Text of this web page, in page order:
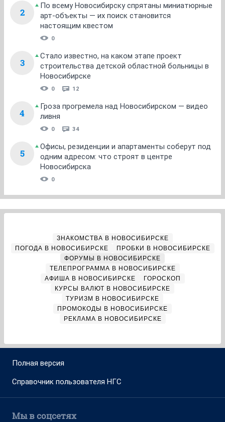
2
По всему Новосибирску спрятаны миниатюрные
арт-объекты — их поиск становится
настоящим квестом
0
3
Стало известно, на каком этапе проект
строительства детской областной больницы в
Новосибирске
0 12
4
Гроза прогремела над Новосибирском — видео
ливня
0 34
5
Офисы, резиденции и апартаменты соберут под
одним адресом: что строят в центре
Новосибирска
0
ЗНАКОМСТВА В НОВОСИБИРСКЕ
ПОГОДА В НОВОСИБИРСКЕ
ПРОБКИ В НОВОСИБИРСКЕ
ФОРУМЫ В НОВОСИБИРСКЕ
ТЕЛЕПРОГРАММА В НОВОСИБИРСКЕ
АФИША В НОВОСИБИРСКЕ
ГОРОСКОП
КУРСЫ ВАЛЮТ В НОВОСИБИРСКЕ
ТУРИЗМ В НОВОСИБИРСКЕ
ПРОМОКОДЫ В НОВОСИБИРСКЕ
РЕКЛАМА В НОВОСИБИРСКЕ
Полная версия
Справочник пользователя НГС
Мы в соцсетях